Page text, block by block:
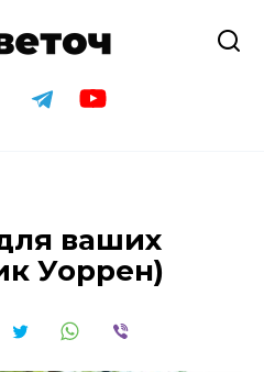
ваших
Уоррен)